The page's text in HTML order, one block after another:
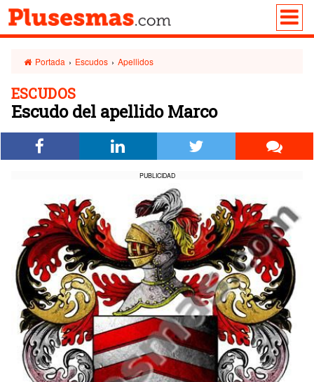
Portada › Escudos › Apellidos
ESCUDOS
Escudo del apellido Marco
PUBLICIDAD